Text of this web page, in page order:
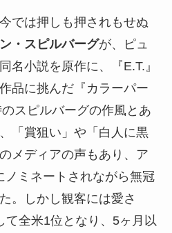
では押しも押されもせぬ
・スピルバーグが、ピュ
名小説を原作に、『E.T.』
品に挑んだ『カラーパー
スピルバーグの作風とあ
「賞狙い」や「白人に黒
メディアの声もあり、ア
ノミネートされながら無冠
。しかし観客には愛さ
て全米1位となり、5ヶ月以